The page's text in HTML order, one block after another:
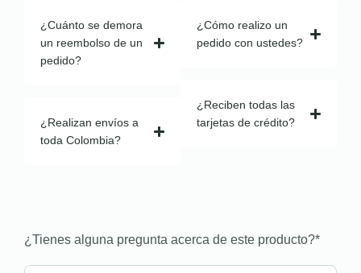
¿Cuánto se demora
un reembolso de un
pedido?
¿Realizan envíos a
toda Colombia?
¿Cómo realizo un
pedido con ustedes?
¿Reciben todas las
tarjetas de crédito?
¿Tienes alguna pregunta acerca de este producto?*